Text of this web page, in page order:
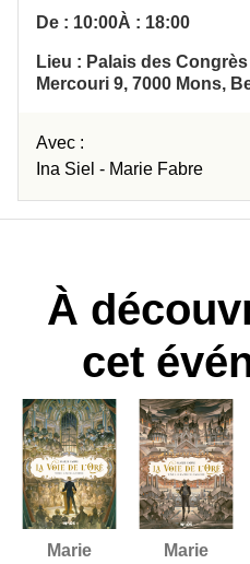
De : 10:00À : 18:00
Lieu : Palais des
Mercouri 9, 7000 Mons,
Avec :
Ina Siel - Marie Fabre
À
cet
Marie
Marie